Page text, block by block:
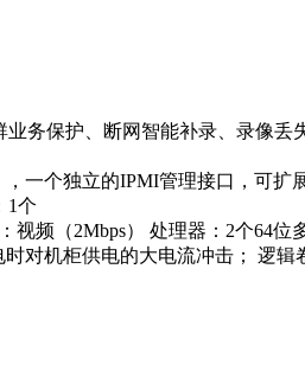
务保护、断网智能补录、录像
一个独立的IPMI管理接口，可
1个
视频（2Mbps） 处理器：2个64
对机柜供电的大电流冲击； 逻辑